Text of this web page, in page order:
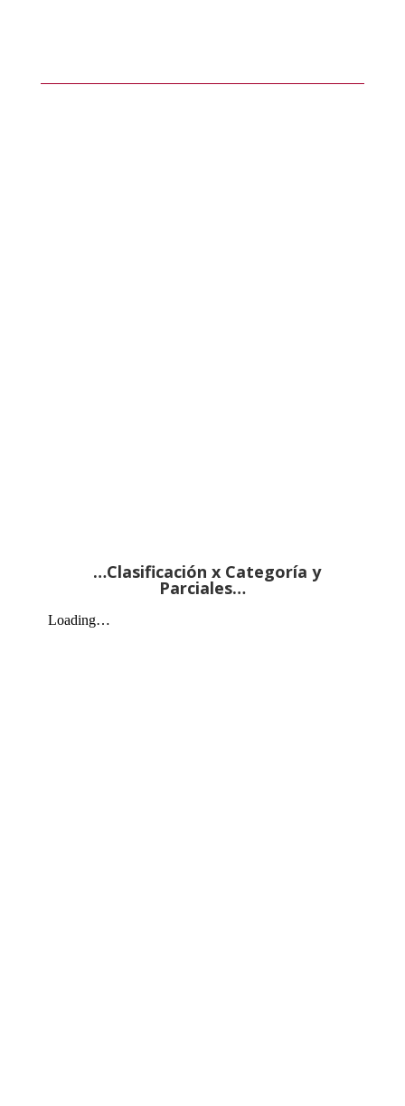
…Clasificación x Categoría y
Parciales…